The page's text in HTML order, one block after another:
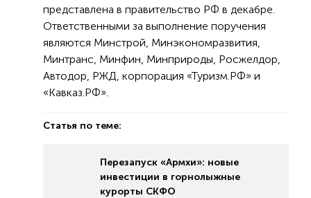
представлена в правительство РФ в декабре.
Ответственными за выполнение поручения
являются Минстрой, Минэкономразвития,
Минтранс, Минфин, Минприроды, Росжелдор,
Автодор, РЖД, корпорация «Туризм.РФ» и
«Кавказ.РФ».
Статья по теме:
Перезапуск «Армхи»: новые
инвестиции в горнолыжные
курорты СКФО